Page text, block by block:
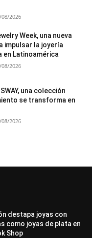
08/2026
Week, una nueva
impulsar la joyería
en Latinoamérica
08/2026
una colección
se transforma en
08/2026
destapa joyas con
como joyas de plata en
Shop